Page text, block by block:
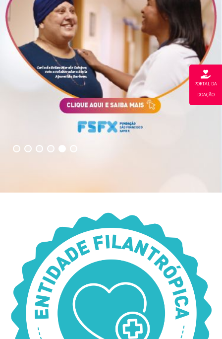
PORTAL DA
DOAÇÃO